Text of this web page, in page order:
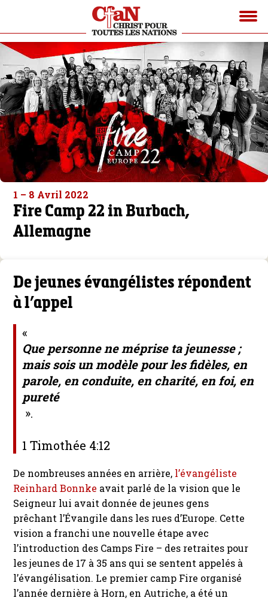
1 – 8 Avril 2022
Fire Camp 22 in Burbach,
Allemagne
De jeunes évangélistes répondent
à l’appel
«
Que personne ne méprise ta jeunesse ;
mais sois un modèle pour les fidèles, en
parole, en conduite, en charité, en foi, en
pureté
».
1 Timothée 4:12
De nombreuses années en arrière, l’évangéliste
Reinhard Bonnke avait parlé de la vision que le
Seigneur lui avait donnée de jeunes gens
prêchant l’Évangile dans les rues d’Europe. Cette
vision a franchi une nouvelle étape avec
l’introduction des Camps Fire – des retraites pour
les jeunes de 17 à 35 ans qui se sentent appelés à
l’évangélisation. Le premier camp Fire organisé
l’année dernière à Horn, en Autriche, a été un